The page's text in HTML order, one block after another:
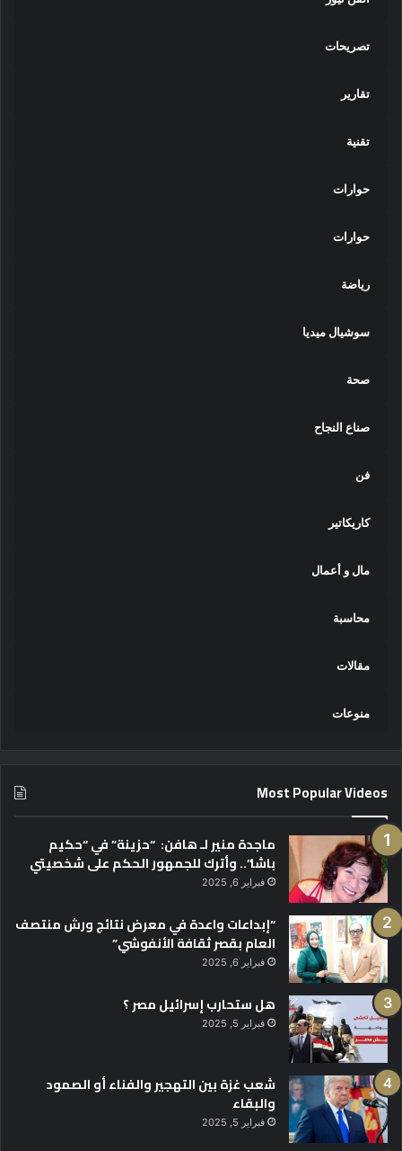
تصريحات
تقارير
تقنية
حوارات
حوارات
رياضة
سوشيال ميديا
صحة
صناع النجاح
فن
كاريكاتير
مال و أعمال
محاسبة
مقالات
منوعات
Most Popular Videos
ماجدة منير لـ هافن: “حزينة” في “حكيم
باشا”.. وأترك للجمهور الحكم على شخصيتي
فبراير 6, 2025
“إبداعات واعدة في معرض نتائج ورش منتصف
العام بقصر ثقافة الأنفوشي”
فبراير 6, 2025
هل ستحارب إسرائيل مصر ؟
فبراير 5, 2025
شعب غزة بين التهجير والفناء أو الصمود
والبقاء
فبراير 5, 2025